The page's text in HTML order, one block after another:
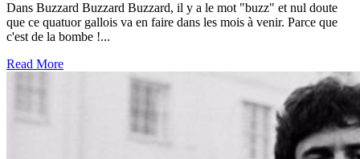
Dans Buzzard Buzzard Buzzard, il y a le mot "buzz" et nul doute
que ce quatuor gallois va en faire dans les mois à venir. Parce que
c'est de la bombe !...
Read More